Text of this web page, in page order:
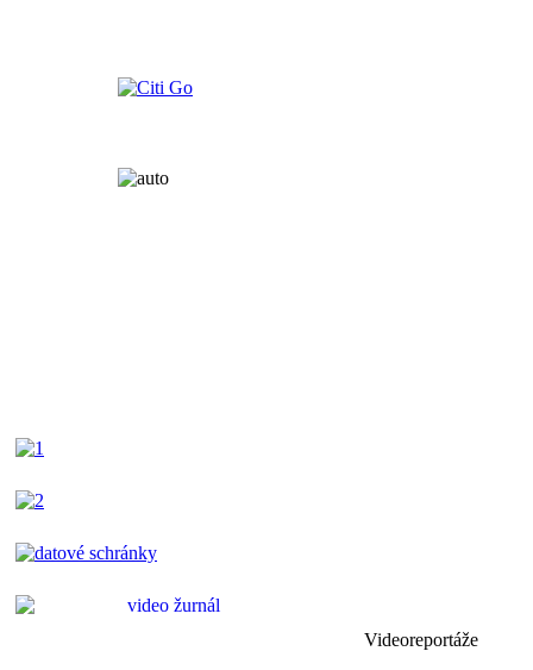
Videoreportáže